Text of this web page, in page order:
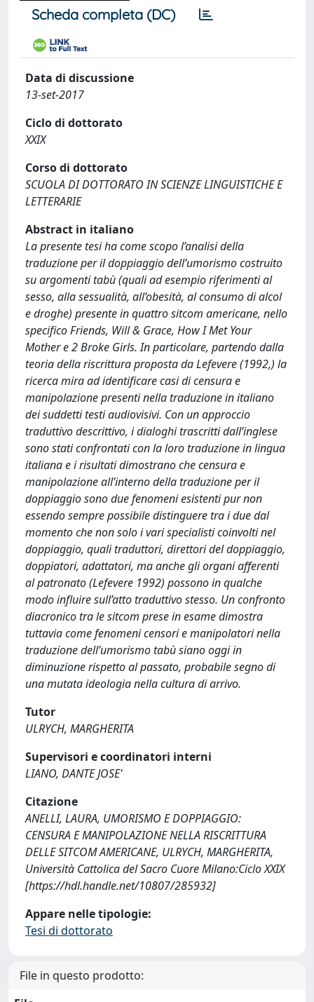
Scheda completa (DC)
Data di discussione
13-set-2017
Ciclo di dottorato
XXIX
Corso di dottorato
SCUOLA DI DOTTORATO IN SCIENZE LINGUISTICHE E
LETTERARIE
Abstract in italiano
La presente tesi ha come scopo l’analisi della
traduzione per il doppiaggio dell’umorismo costruito
su argomenti tabù (quali ad esempio riferimenti al
sesso, alla sessualità, all’obesità, al consumo di alcol
e droghe) presente in quattro sitcom americane, nello
specifico Friends, Will & Grace, How I Met Your
Mother e 2 Broke Girls. In particolare, partendo dalla
teoria della riscrittura proposta da Lefevere (1992,) la
ricerca mira ad identificare casi di censura e
manipolazione presenti nella traduzione in italiano
dei suddetti testi audiovisivi. Con un approccio
traduttivo descrittivo, i dialoghi trascritti dall’inglese
sono stati confrontati con la loro traduzione in lingua
italiana e i risultati dimostrano che censura e
manipolazione all’interno della traduzione per il
doppiaggio sono due fenomeni esistenti pur non
essendo sempre possibile distinguere tra i due dal
momento che non solo i vari specialisti coinvolti nel
doppiaggio, quali traduttori, direttori del doppiaggio,
doppiatori, adattatori, ma anche gli organi afferenti
al patronato (Lefevere 1992) possono in qualche
modo influire sull’atto traduttivo stesso. Un confronto
diacronico tra le sitcom prese in esame dimostra
tuttavia come fenomeni censori e manipolatori nella
traduzione dell’umorismo tabù siano oggi in
diminuzione rispetto al passato, probabile segno di
una mutata ideologia nella cultura di arrivo.
Tutor
ULRYCH, MARGHERITA
Supervisori e coordinatori interni
LIANO, DANTE JOSE'
Citazione
ANELLI, LAURA, UMORISMO E DOPPIAGGIO:
CENSURA E MANIPOLAZIONE NELLA RISCRITTURA
DELLE SITCOM AMERICANE, ULRYCH, MARGHERITA,
Università Cattolica del Sacro Cuore Milano:Ciclo XXIX
[https://hdl.handle.net/10807/285932]
Appare nelle tipologie:
Tesi di dottorato
File in questo prodotto: